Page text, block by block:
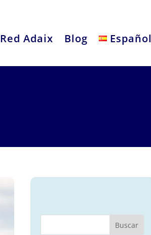
Red Adaix Blog Español